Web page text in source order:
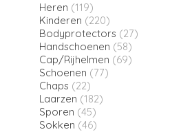
Heren (119)
Kinderen (220)
Bodyprotectors (27)
Handschoenen (58)
Cap/Rijhelmen (69)
Schoenen (77)
Chaps (22)
Laarzen (182)
Sporen (45)
Sokken (46)